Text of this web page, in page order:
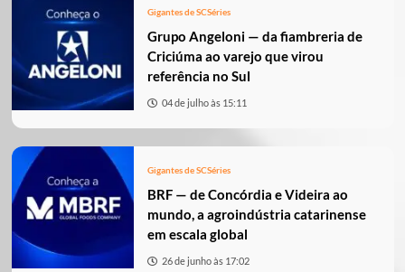
Gigantes de SCSéries
Grupo Angeloni — da fiambreria de
Criciúma ao varejo que virou
referência no Sul
04 de julho às 15:11
Gigantes de SCSéries
BRF — de Concórdia e Videira ao
mundo, a agroindústria catarinense
em escala global
26 de junho às 17:02